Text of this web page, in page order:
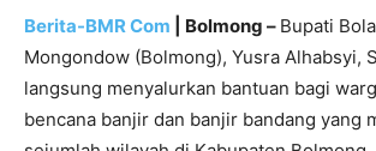
Berita-BMR Com | Bolmong – Bupati
Mongondow (Bolmong), Yusra Alhabsyi,
langsung menyalurkan bantuan bagi
bencana banjir dan banjir bandang yang